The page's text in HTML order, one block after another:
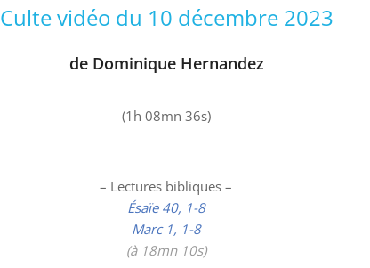
Culte vidéo du 10 décembre 2023
de Dominique Hernandez
(1h 08mn 36s)
– Lectures bibliques –
Ésaïe 40, 1-8
Marc 1, 1-8
(à 18mn 10s)